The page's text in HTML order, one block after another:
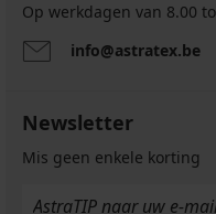
GET20
code
GET20
Op werkdagen van 8.00
info@astratex.be
Newsletter
Mis geen enkele korting